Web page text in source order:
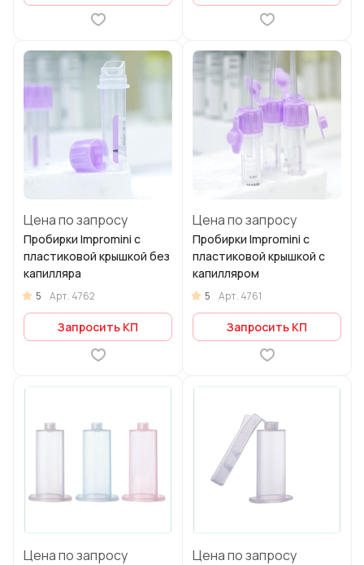
Цена по запросу
Пробирки Impromini с
пластиковой крышкой без
капилляра
5 Арт. 4762
Запросить КП
Цена по запросу
Пробирки Impromini с
пластиковой крышкой с
капилляром
5 Арт. 4761
Запросить КП
Цена по запросу Цена по запросу